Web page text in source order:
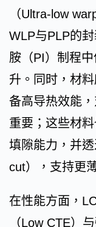
（Ultra-low
WLP与PLP的
胺（PI）制程
升。同时，材
备高导热效能
重要；这些材
填隙能力，并
cut），支持更
在性能方面，
（Low CTE）